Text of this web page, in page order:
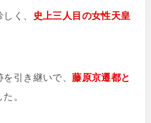
く、
史上三人目の女性天皇
を引き継いで、藤原京遷都と
。